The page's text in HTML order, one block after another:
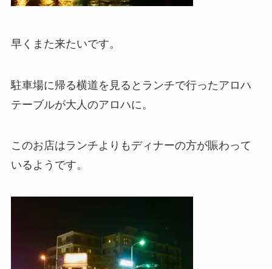
早くまた来たいです。
駐車場に帰る横道を見るとランチで行ったアロハ
テーブルが大人のアロハに。
このお店はランチよりもディナーの方が賑わって
いるようです。